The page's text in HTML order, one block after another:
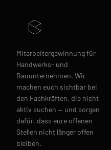
Mitarbeitergewinnung für
Handwerks- und
Bauunternehmen. Wir
machen euch sichtbar bei
den Fachkräften, die nicht
aktiv suchen — und sorgen
dafür, dass eure offenen
Stellen nicht länger offen
bleiben.